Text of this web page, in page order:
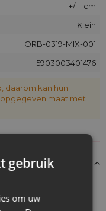
+/- 1 cm
Klein
ORB-0319-MIX-001
5903003401476
daarom kan hun
maat met
met de
kunnen
gebruik
om uw